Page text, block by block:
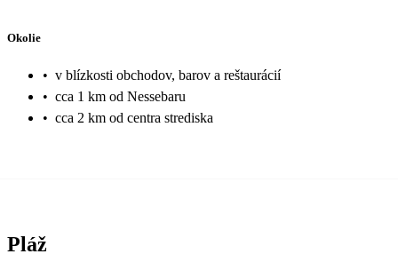
Okolie
• v blízkosti obchodov, barov a reštaurácií
• cca 1 km od Nessebaru
• cca 2 km od centra strediska
Pláž